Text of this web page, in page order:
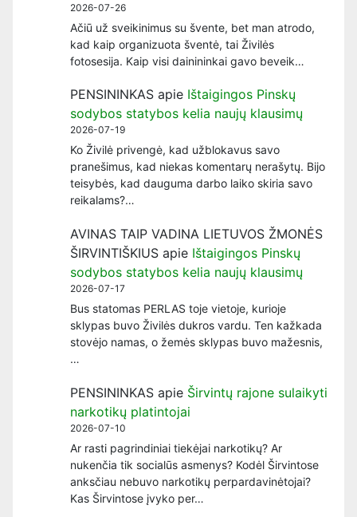
2026-07-26
Ačiū už sveikinimus su švente, bet man atrodo,
kad kaip organizuota šventė, tai Živilės
fotosesija. Kaip visi dainininkai gavo beveik…
PENSININKAS apie Ištaigingos Pinskų
sodybos statybos kelia naujų klausimų
2026-07-19
Ko Živilė privengė, kad užblokavus savo
pranešimus, kad niekas komentarų nerašytų. Bijo
teisybės, kad dauguma darbo laiko skiria savo
reikalams?…
AVINAS TAIP VADINA LIETUVOS ŽMONĖS
ŠIRVINTIŠKIUS apie Ištaigingos Pinskų
sodybos statybos kelia naujų klausimų
2026-07-17
Bus statomas PERLAS toje vietoje, kurioje
sklypas buvo Živilės dukros vardu. Ten kažkada
stovėjo namas, o žemės sklypas buvo mažesnis,
…
PENSININKAS apie Širvintų rajone sulaikyti
narkotikų platintojai
2026-07-10
Ar rasti pagrindiniai tiekėjai narkotikų? Ar
nukenčia tik socialūs asmenys? Kodėl Širvintose
anksčiau nebuvo narkotikų perpardavinėtojai?
Kas Širvintose įvyko per…